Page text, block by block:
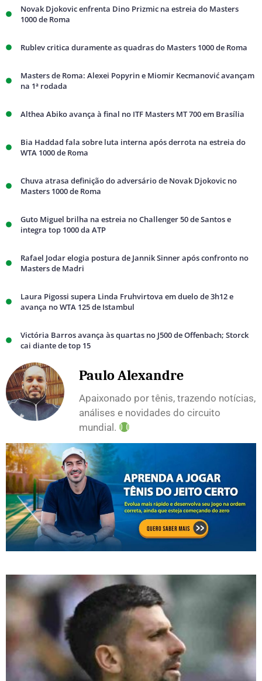
Novak Djokovic enfrenta Dino Prizmic na estreia do Masters
1000 de Roma
Rublev critica duramente as quadras do Masters 1000 de Roma
Masters de Roma: Alexei Popyrin e Miomir Kecmanović avançam
na 1ª rodada
Althea Abiko avança à final no ITF Masters MT 700 em Brasília
Bia Haddad fala sobre luta interna após derrota na estreia do
WTA 1000 de Roma
Chuva atrasa definição do adversário de Novak Djokovic no
Masters 1000 de Roma
Guto Miguel brilha na estreia no Challenger 50 de Santos e
integra top 1000 da ATP
Rafael Jodar elogia postura de Jannik Sinner após confronto no
Masters de Madri
Laura Pigossi supera Linda Fruhvirtova em duelo de 3h12 e
avança no WTA 125 de Istambul
Victória Barros avança às quartas no J500 de Offenbach; Storck
cai diante de top 15
Paulo Alexandre
Apaixonado por tênis, trazendo notícias,
análises e novidades do circuito
mundial.